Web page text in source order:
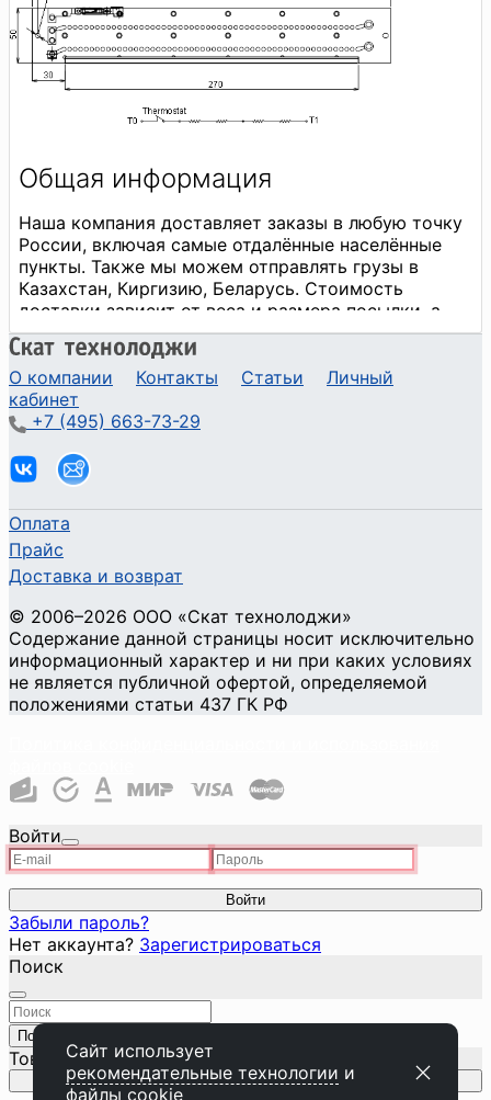
О компании Контакты Статьи
Личный
кабинет
+7 (495) 663-73-29
Оплата
Прайс
Доставка и возврат
© 2006–2026 ООО «Скат технолоджи»
Содержание данной страницы носит исключительно
информационный характер и ни при каких условиях
не является публичной офертой, определяемой
положениями статьи 437 ГК РФ
Войти
Войти
Забыли пароль?
Нет аккаунта? Зарегистрироваться
Поиск
Поиск
Товар добавлен в корзину
Перейти к корзине
Сайт использует
рекомендательные технологии и
файлы cookie